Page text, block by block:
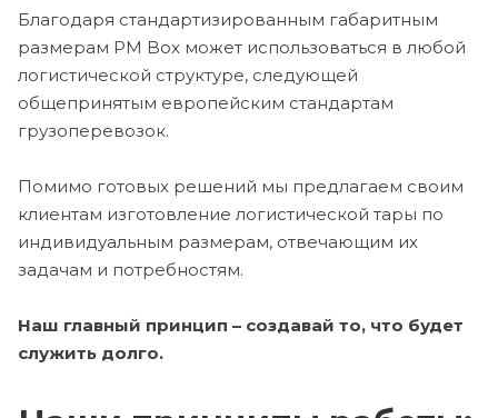
Благодаря стандартизированным габаритным
размерам PM Box может использоваться в любой
логистической структуре, следующей
общепринятым европейским стандартам
грузоперевозок.
Помимо готовых решений мы предлагаем своим
клиентам изготовление логистической тары по
индивидуальным размерам, отвечающим их
задачам и потребностям.
Наш главный принцип – создавай то, что будет
служить долго.